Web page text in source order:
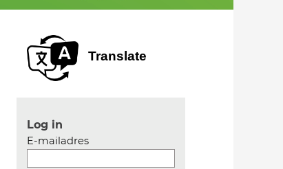
Translate
Log in
E-mailadres